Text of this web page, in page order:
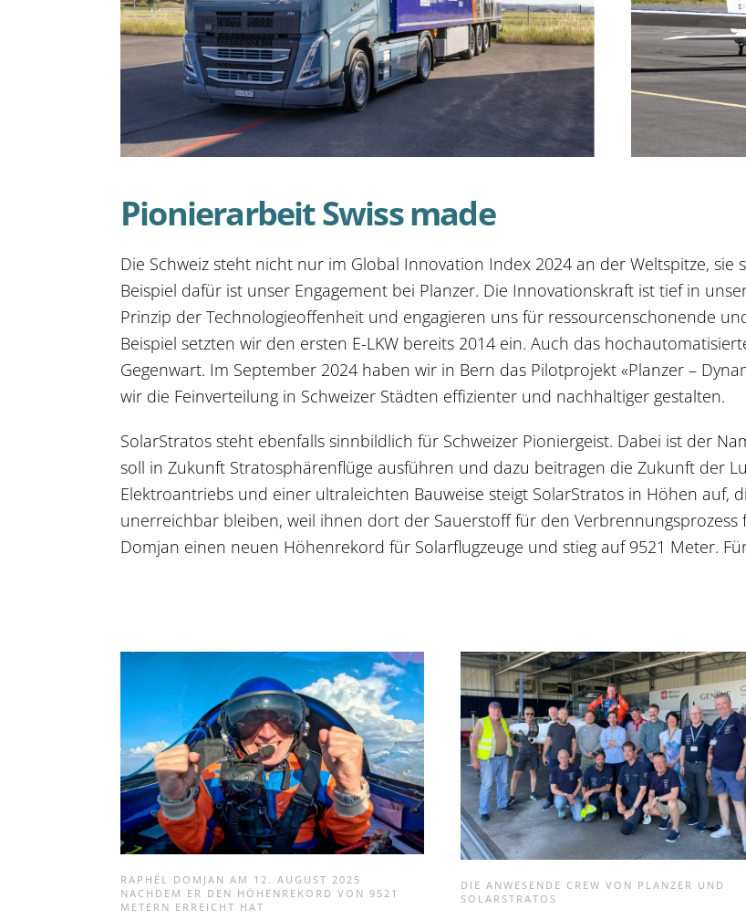
Pionierarbeit Swiss made
Die Schweiz steht nicht nur im Global Innovation Index 2024 an der Weltspitze,
Beispiel dafür ist unser Engagement bei Planzer. Die Innovationskraft ist tief in
Prinzip der Technologieoffenheit und engagieren uns für ressourcenschonende
Beispiel setzten wir den ersten E-LKW bereits 2014 ein. Auch das
Gegenwart. Im September 2024 haben wir in Bern das Pilotprojekt «Planzer –
wir die Feinverteilung in Schweizer Städten effizienter und nachhaltiger gestalten.
SolarStratos steht ebenfalls sinnbildlich für Schweizer Pioniergeist. Dabei ist der
soll in Zukunft Stratosphärenflüge ausführen und dazu beitragen die Zukunft der
Elektroantriebs und einer ultraleichten Bauweise steigt SolarStratos in Höhen auf,
unerreichbar bleiben, weil ihnen dort der Sauerstoff für den Verbrennungsprozess
Domjan einen neuen Höhenrekord für Solarflugzeuge und stieg auf 9521 Meter.
RAPHËL DOMJAN AM 12. AUGUST 2025
NACHDEM ER DEN HÖHENREKORD VON 9521
METERN ERREICHT HAT
DIE ANWESENDE CREW VON PLANZER UND
SOLARSTRATOS